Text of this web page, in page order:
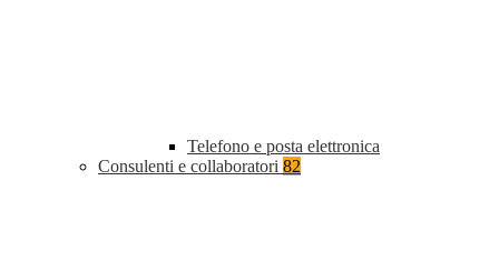
Telefono e posta elettronica
Consulenti e collaboratori 82